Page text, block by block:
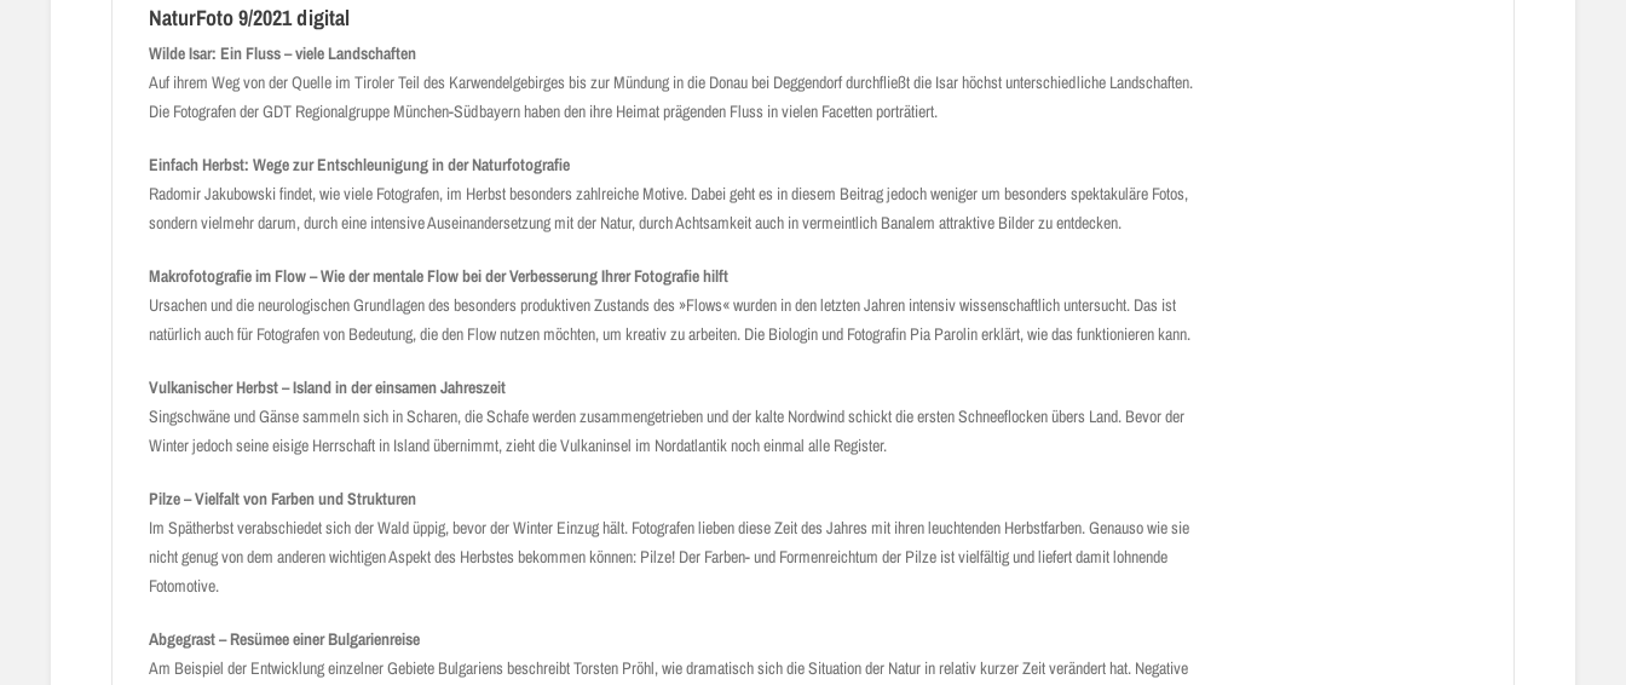
NaturFoto 9/2021 digital
Wilde Isar: Ein Fluss – viele Landschaften
Auf ihrem Weg von der Quelle im Tiroler Teil des Karwendelgebirges bis zur Mündung in die Donau bei Deggendorf durchfließt die Isar höchst unterschiedliche Landschaften.
Die Fotografen der GDT Regionalgruppe München-Südbayern haben den ihre Heimat prägenden Fluss in vielen Facetten porträtiert.
Einfach Herbst: Wege zur Entschleunigung in der Naturfotografie
Radomir Jakubowski findet, wie viele Fotografen, im Herbst besonders zahlreiche Motive. Dabei geht es in diesem Beitrag jedoch weniger um besonders spektakuläre Fotos,
sondern vielmehr darum, durch eine intensive Auseinandersetzung mit der Natur, durch Achtsamkeit auch in vermeintlich Banalem attraktive Bilder zu entdecken.
Makrofotografie im Flow – Wie der mentale Flow bei der Verbesserung Ihrer Fotografie hilft
Ursachen und die neurologischen Grundlagen des besonders produktiven Zustands des »Flows« wurden in den letzten Jahren intensiv wissenschaftlich untersucht. Das ist
natürlich auch für Fotografen von Bedeutung, die den Flow nutzen möchten, um kreativ zu arbeiten. Die Biologin und Fotografin Pia Parolin erklärt, wie das funktionieren kann.
Vulkanischer Herbst – Island in der einsamen Jahreszeit
Singschwäne und Gänse sammeln sich in Scharen, die Schafe werden zusammengetrieben und der kalte Nordwind schickt die ersten Schneeflocken übers Land. Bevor der
Winter jedoch seine eisige Herrschaft in Island übernimmt, zieht die Vulkaninsel im Nordatlantik noch einmal alle Register.
Pilze – Vielfalt von Farben und Strukturen
Im Spätherbst verabschiedet sich der Wald üppig, bevor der Winter Einzug hält. Fotografen lieben diese Zeit des Jahres mit ihren leuchtenden Herbstfarben. Genauso wie sie
nicht genug von dem anderen wichtigen Aspekt des Herbstes bekommen können: Pilze! Der Farben- und Formenreichtum der Pilze ist vielfältig und liefert damit lohnende
Fotomotive.
Abgegrast – Resümee einer Bulgarienreise
Am Beispiel der Entwicklung einzelner Gebiete Bulgariens beschreibt Torsten Pröhl, wie dramatisch sich die Situation der Natur in relativ kurzer Zeit verändert hat. Negative